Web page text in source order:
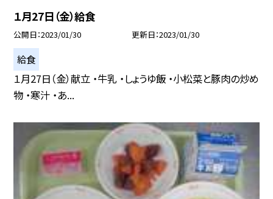
１月27日（金）給食
公開日 2023/01/30 更新日 2023/01/30
給食
１月27日（金）献立 ・牛乳 ・しょうゆ飯 ・小松菜と豚肉の炒め
物 ・寒汁 ・あ...